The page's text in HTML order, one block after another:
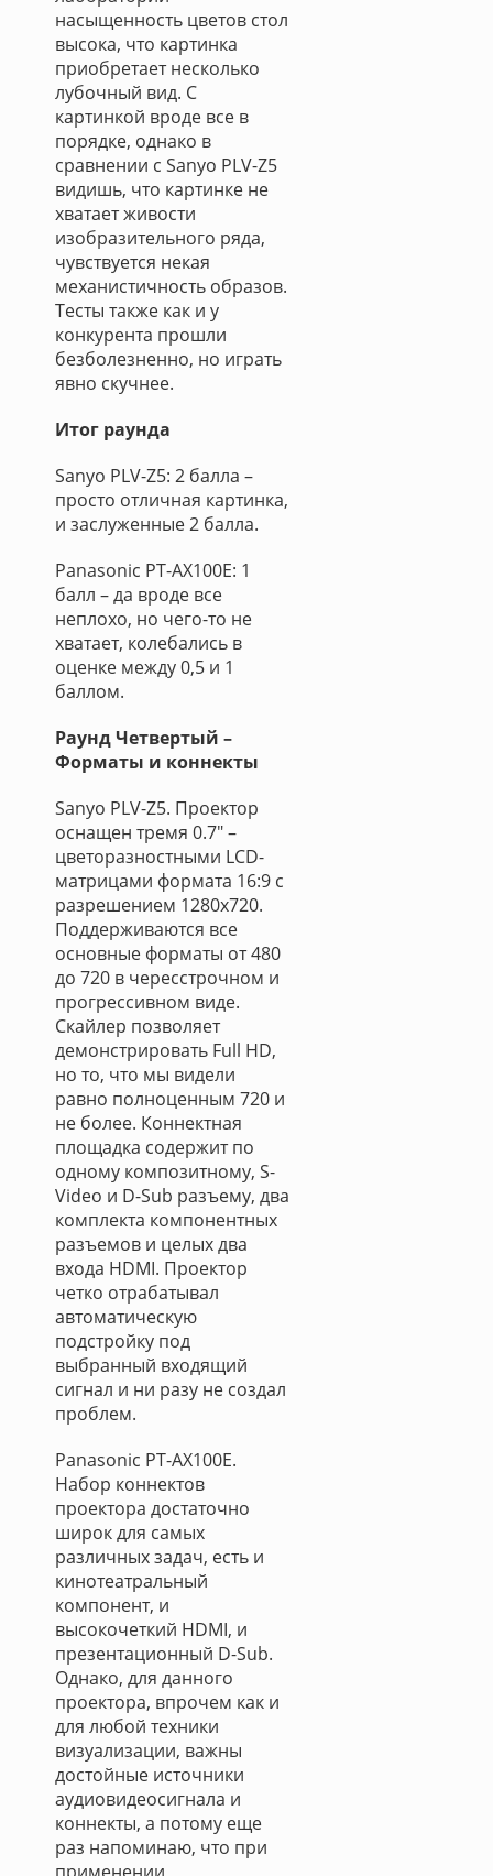
насыщенность цветов стол
высока, что картинка
приобретает несколько
лубочный вид. С
картинкой вроде все в
порядке, однако в
сравнении с Sanyo PLV-Z5
видишь, что картинке не
хватает живости
изобразительного ряда,
чувствуется некая
механистичность образов.
Тесты также как и у
конкурента прошли
безболезненно, но играть
явно скучнее.
Итог раунда
Sanyo PLV-Z5: 2 балла –
просто отличная картинка,
и заслуженные 2 балла.
Panasonic PT-AX100E: 1
балл – да вроде все
неплохо, но чего-то не
хватает, колебались в
оценке между 0,5 и 1
баллом.
Раунд Четвертый –
Форматы и коннекты
Sanyo PLV-Z5. Проектор
оснащен тремя 0.7" –
цветоразностными LCD-
матрицами формата 16:9 с
разрешением 1280х720.
Поддерживаются все
основные форматы от 480
до 720 в чересстрочном и
прогрессивном виде.
Скайлер позволяет
демонстрировать Full HD,
но то, что мы видели
равно полноценным 720 и
не более. Коннектная
площадка содержит по
одному композитному, S-
Video и D-Sub разъему, два
комплекта компонентных
разъемов и целых два
входа HDMI. Проектор
четко отрабатывал
автоматическую
подстройку под
выбранный входящий
сигнал и ни разу не создал
проблем.
Panasonic PT-AX100E.
Набор коннектов
проектора достаточно
широк для самых
различных задач, есть и
кинотеатральный
компонент, и
высокочеткий HDMI, и
презентационный D-Sub.
Однако, для данного
проектора, впрочем как и
для любой техники
визуализации, важны
достойные источники
аудиовидеосигнала и
коннекты, а потому еще
раз напоминаю, что при